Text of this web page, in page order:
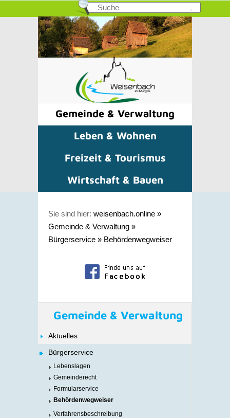
Gemeinde & Verwaltung
Leben & Wohnen
Freizeit & Tourismus
Wirtschaft & Bauen
Sie sind hier: weisenbach.online »
Gemeinde & Verwaltung »
Bürgerservice » Behördenwegweiser
Gemeinde & Verwaltung
Aktuelles
Bürgerservice
Lebenslagen
Gemeinderecht
Formularservice
Behördenwegweiser
Verfahrensbeschreibung